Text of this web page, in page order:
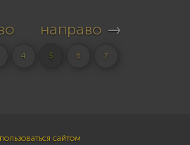
направо →
4 5 6 7
сайтом